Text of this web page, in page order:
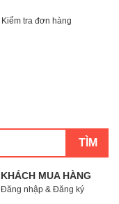
Kiểm tra đơn hàng
KHÁCH MUA HÀNG
Đăng nhập & Đăng ký